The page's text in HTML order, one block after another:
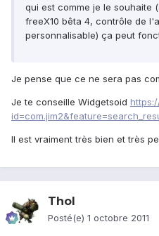
qui est comme je le souhaite
freeX10 bêta 4, contrôle de
personnalisable) ça peut
Je pense que ce ne sera pas
Je te conseille Widgetsoid
Il est vraiment très bien et très
Thol
Posté(e) 1 octobre 2011